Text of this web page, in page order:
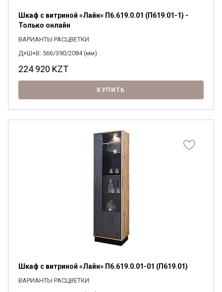
Шкаф с витриной «Лайн» П6.619.0.01 (П619.01-1) -
Только онлайн
ВАРИАНТЫ РАСЦВЕТКИ
Д×Ш×В: 566/390/2084 (мм)
224 920 KZT
КУПИТЬ
Шкаф с витриной «Лайн» П6.619.0.01-01 (П619.01)
ВАРИАНТЫ РАСЦВЕТКИ